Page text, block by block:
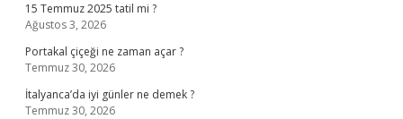
15 Temmuz 2025 tatil mi ?
Ağustos 3, 2026
Portakal çiçeği ne zaman açar ?
Temmuz 30, 2026
İtalyanca’da iyi günler ne demek ?
Temmuz 30, 2026